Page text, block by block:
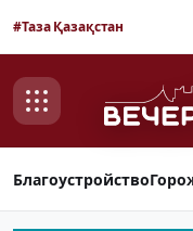
#Таза Қазақстан
Благоустройство